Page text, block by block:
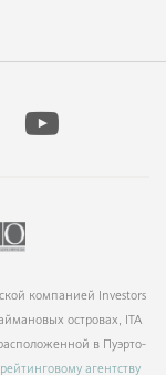
компанией Investors
островах, ITA
в Пуэрто-
агентству